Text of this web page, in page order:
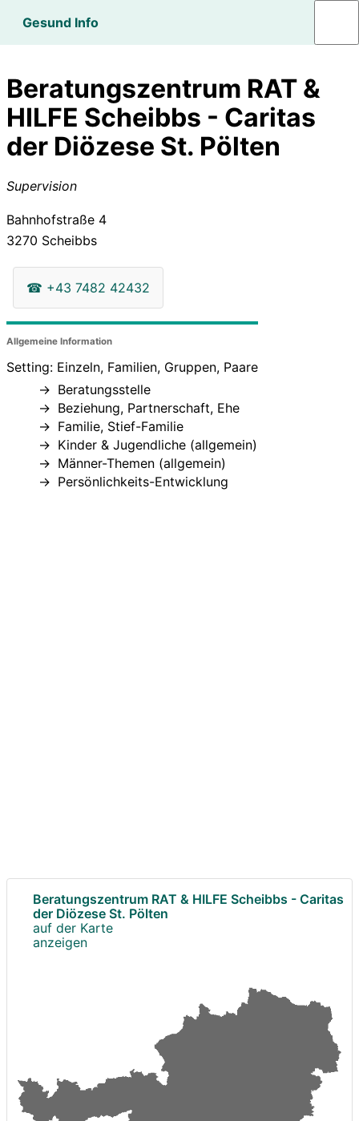
Gesund Info
Beratungszentrum RAT &
HILFE Scheibbs - Caritas
der Diözese St. Pölten
Supervision
Bahnhofstraße 4
3270 Scheibbs
☎ +43 7482 42432
Allgemeine Information
Setting: Einzeln, Familien, Gruppen, Paare
Beratungsstelle
Beziehung, Partnerschaft, Ehe
Familie, Stief-Familie
Kinder & Jugendliche (allgemein)
Männer-Themen (allgemein)
Persönlichkeits-Entwicklung
Beratungszentrum RAT & HILFE Scheibbs - Caritas
der Diözese St. Pölten
auf der Karte
anzeigen